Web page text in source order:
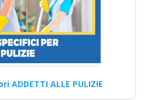
sulla
ADDETTI ALLE PULIZIE